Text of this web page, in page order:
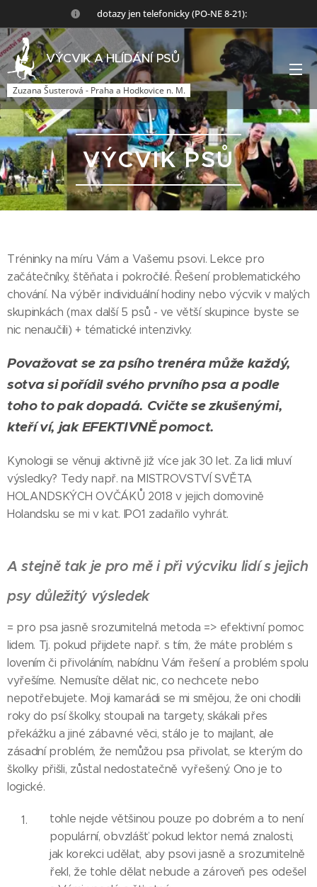
🙏dotazy jen telefonicky (PO-NE 8-21):
VÝCVIK A HLÍDÁNÍ PSŮ
Zuzana Šusterová - Praha a Hodkovice n. M.
VÝCVIK PSŮ
Tréninky na míru Vám a Vašemu psovi. Lekce pro
začátečníky, štěňata i pokročilé. Řešení problematického
chování. Na výběr individuální hodiny nebo výcvik v malých
skupinkách (max další 5 psů - ve větší skupince byste se
nic nenaučili) + tématické intenzivky.
Považovat se za psího trenéra může každý,
sotva si pořídil svého prvního psa a podle
toho to pak dopadá. Cvičte se zkušenými,
kteří ví, jak EFEKTIVNĚ pomoct.
Kynologii se věnuji aktivně již více jak 30 let. Za lidi mluví
výsledky? Tedy např. na MISTROVSTVÍ SVĚTA
HOLANDSKÝCH OVČÁKŮ 2018 v jejich domovině
Holandsku se mi v kat. IPO1 zadařilo vyhrát.
A stejně tak je pro mě i při výcviku lidí s jejich
psy důležitý výsledek
= pro psa jasně srozumitelná metoda => efektivní pomoc
lidem. Tj. pokud přijdete např. s tím, že máte problém s
lovením či přivoláním, nabídnu Vám řešení a problém spolu
vyřešíme. Nemusíte dělat nic, co nechcete nebo
nepotřebujete. Moji kamarádi se mi smějou, že oni chodili
roky do psí školky, stoupali na targety, skákali přes
překážku a jiné zábavné věci, stálo je to majlant, ale
zásadní problém, že nemůžou psa přivolat, se kterým do
školky přišli, zůstal nedostatečně vyřešený. Ono je to
logické.
tohle nejde většinou pouze po dobrém a to není
populární, obvzlášť pokud lektor nemá znalosti,
jak korekci udělat, aby psovi jasně a srozumitelně
řekl, že tohle dělat nebude a zároveň pes odešel